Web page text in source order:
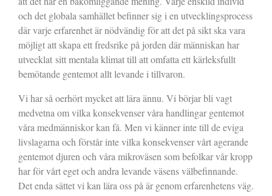
och det globala samhället befinner sig i en utvecklingsprocess
där varje erfarenhet är nödvändig för att det på sikt ska vara
möjligt att skapa ett fredsrike på jorden där människan har
utvecklat sitt mentala klimat till att omfatta ett kärleksfullt
bemötande gentemot allt levande i tillvaron.
Vi har så oerhört mycket att lära ännu. Vi börjar bli vagt
medvetna om vilka konsekvenser våra handlingar gentemot
våra medmänniskor kan få. Men vi känner inte till de eviga
livslagarna och förstår inte vilka konsekvenser vårt agerande
gentemot djuren och våra mikroväsen som befolkar vår kropp
har för vårt eget och andra levande väsens välbefinnande.
Det enda sättet vi kan lära oss på är genom erfarenhetens väg.